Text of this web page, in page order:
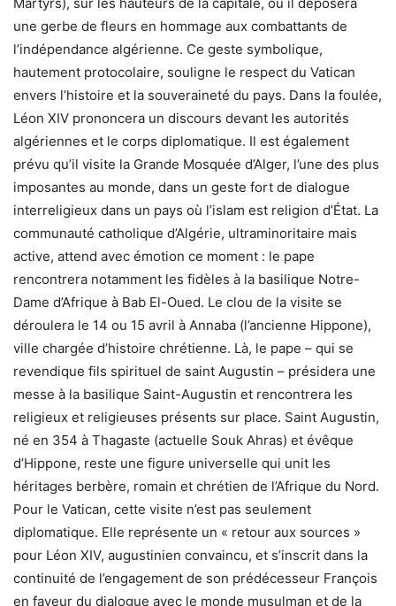
une gerbe de fleurs en hommage aux combattants de
l’indépendance algérienne. Ce geste symbolique,
hautement protocolaire, souligne le respect du Vatican
envers l’histoire et la souveraineté du pays. Dans la foulée,
Léon XIV prononcera un discours devant les autorités
algériennes et le corps diplomatique. Il est également
prévu qu’il visite la Grande Mosquée d’Alger, l’une des plus
imposantes au monde, dans un geste fort de dialogue
interreligieux dans un pays où l’islam est religion d’État. La
communauté catholique d’Algérie, ultraminoritaire mais
active, attend avec émotion ce moment : le pape
rencontrera notamment les fidèles à la basilique Notre-
Dame d’Afrique à Bab El-Oued. Le clou de la visite se
déroulera le 14 ou 15 avril à Annaba (l’ancienne Hippone),
ville chargée d’histoire chrétienne. Là, le pape – qui se
revendique fils spirituel de saint Augustin – présidera une
messe à la basilique Saint-Augustin et rencontrera les
religieux et religieuses présents sur place. Saint Augustin,
né en 354 à Thagaste (actuelle Souk Ahras) et évêque
d’Hippone, reste une figure universelle qui unit les
héritages berbère, romain et chrétien de l’Afrique du Nord.
Pour le Vatican, cette visite n’est pas seulement
diplomatique. Elle représente un « retour aux sources »
pour Léon XIV, augustinien convaincu, et s’inscrit dans la
continuité de l’engagement de son prédécesseur François
en faveur du dialogue avec le monde musulman et de la